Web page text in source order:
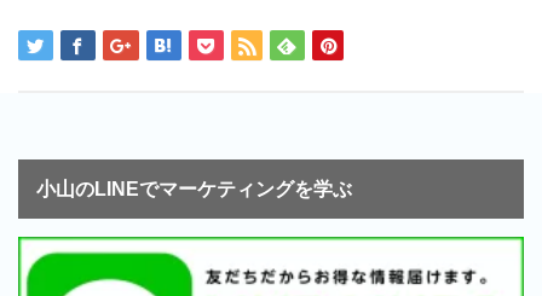
小山のLINEでマーケティングを学ぶ